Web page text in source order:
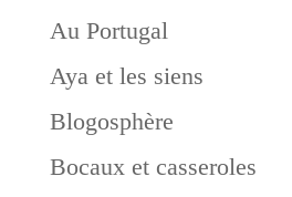
Au Portugal
Aya et les siens
Blogosphère
Bocaux et casseroles